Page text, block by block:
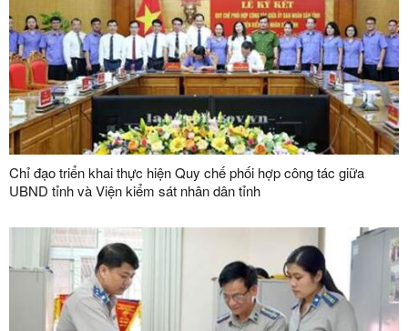
Chỉ đạo triển khai thực hiện Quy chế phối hợp công tác giữa
UBND tỉnh và Viện kiểm sát nhân dân tỉnh